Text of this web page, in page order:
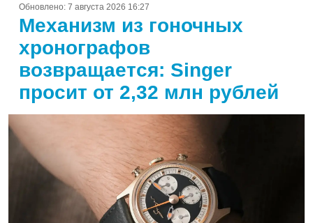
Обновлено: 7 августа 2026 16:27
Механизм из гоночных
хронографов
возвращается: Singer
просит от 2,32 млн рублей